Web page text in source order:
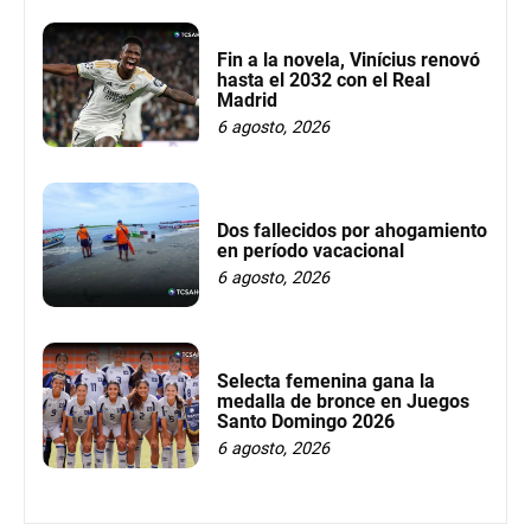
Fin a la novela, Vinícius renovó
hasta el 2032 con el Real
Madrid
6 agosto, 2026
Dos fallecidos por ahogamiento
en período vacacional
6 agosto, 2026
Selecta femenina gana la
medalla de bronce en Juegos
Santo Domingo 2026
6 agosto, 2026